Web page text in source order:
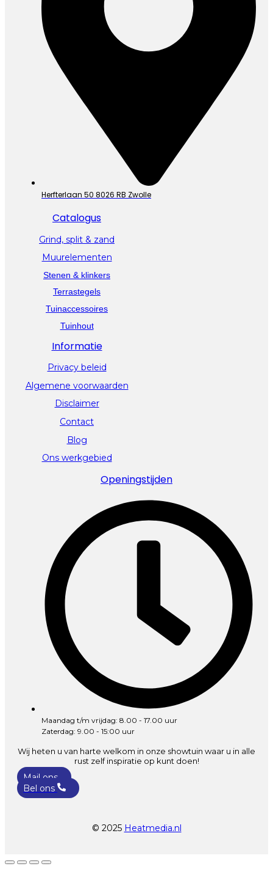
Herfterlaan 50 8026 RB Zwolle
Catalogus
Grind, split & zand
Muurelementen
Stenen & klinkers
Terrastegels
Tuinaccessoires
Tuinhout
Informatie
Privacy beleid
Algemene voorwaarden
Disclaimer
Contact
Blog
Ons werkgebied
Openingstijden
Maandag t/m vrijdag: 8.00 - 17.00 uur
Zaterdag: 9.00 - 15:00 uur
Wij heten u van harte welkom in onze showtuin waar u in alle
rust zelf inspiratie op kunt doen!
Mail ons
Bel ons
© 2025 Heatmedia.nl